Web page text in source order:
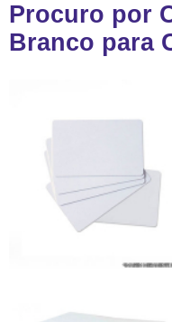
Procuro por
Branco para